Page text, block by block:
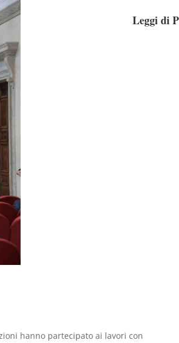
Leggi di
hanno partecipato ai lavori con